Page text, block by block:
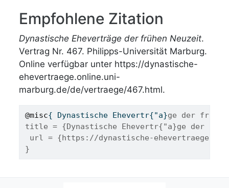
Empfohlene Zitation
Dynastische Eheverträge der frühen Neuzeit.
Vertrag Nr. 467. Philipps-Universität Marburg.
Online verfügbar unter https://dynastische-
ehevertraege.online.uni-
marburg.de/de/vertraege/467.html.
@misc{ Dynastische Ehevertr{"a}ge der
title = {Dynastische Ehevertr{"a}ge der
url = {https://dynastische-
}